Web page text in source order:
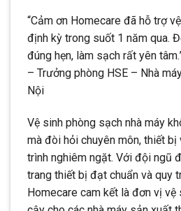
“Cảm ơn Homecare đã hỗ trợ
định kỳ trong suốt 1 năm qua.
đúng hẹn, làm sạch rất yên
– Trưởng phòng HSE – Nhà
Nội
Vệ sinh phòng sạch nhà máy
mà đòi hỏi chuyên môn, thiết
trình nghiêm ngặt. Với đội ngũ
trang thiết bị đạt chuẩn và quy
Homecare cam kết là đơn vị